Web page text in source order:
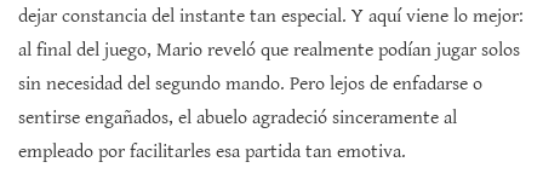
dejar constancia del instante tan especial. Y aquí viene lo mejor:
al final del juego, Mario reveló que realmente podían jugar solos
sin necesidad del segundo mando. Pero lejos de enfadarse o
sentirse engañados, el abuelo agradeció sinceramente al
empleado por facilitarles esa partida tan emotiva.